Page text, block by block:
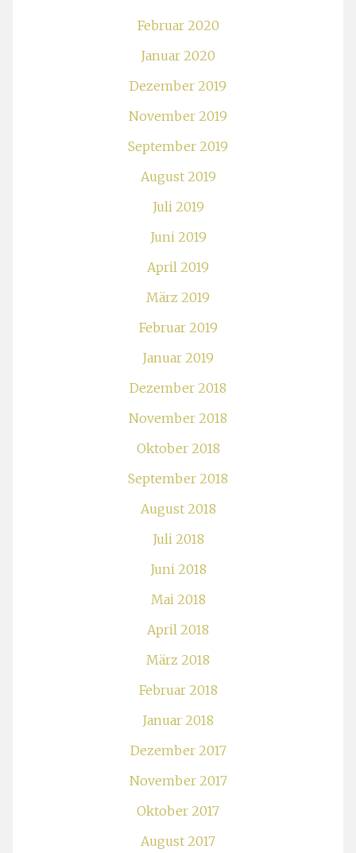
Februar 2020
Januar 2020
Dezember 2019
November 2019
September 2019
August 2019
Juli 2019
Juni 2019
April 2019
März 2019
Februar 2019
Januar 2019
Dezember 2018
November 2018
Oktober 2018
September 2018
August 2018
Juli 2018
Juni 2018
Mai 2018
April 2018
März 2018
Februar 2018
Januar 2018
Dezember 2017
November 2017
Oktober 2017
August 2017